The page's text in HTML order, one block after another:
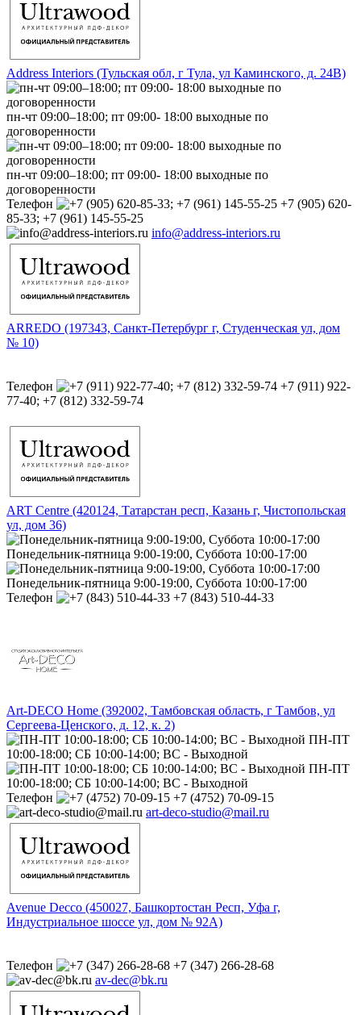
Address Interiors (Тульская обл, г Тула, ул Каминского, д. 24В)
пн-чт 09:00–18:00; пт 09:00- 18:00 выходные по
договоренности
пн-чт 09:00–18:00; пт 09:00- 18:00 выходные по
договоренности
Телефон
+7 (905) 620-
85-33; +7 (961) 145-55-25
info@address-interiors.ru
ARREDO (197343, Санкт-Петербург г, Студенческая ул, дом
№ 10)
Телефон
+7 (911) 922-
77-40; +7 (812) 332-59-74
ART Centre (420124, Татарстан респ, Казань г, Чистопольская
ул, дом 36)
Понедельник-пятница 9:00-19:00, Суббота 10:00-17:00
Понедельник-пятница 9:00-19:00, Суббота 10:00-17:00
Телефон
+7 (843) 510-44-33
Art-DECO Home (392002, Тамбовская область, г Тамбов, ул
Сергеева-Ценского, д. 12, к. 2)
ПН-ПТ
10:00-18:00; СБ 10:00-14:00; ВС - Выходной
ПН-ПТ
10:00-18:00; СБ 10:00-14:00; ВС - Выходной
Телефон
+7 (4752) 70-09-15
art-deco-studio@mail.ru
Avenue Decco (450027, Башкортостан Респ, Уфа г,
Индустриальное шоссе ул, дом № 92А)
Телефон
+7 (347) 266-28-68
av-dec@bk.ru